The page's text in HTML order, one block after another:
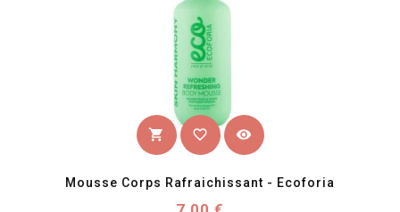
shopping_cart favorite_border visibility
Mousse Corps Rafraichissant - Ecoforia
Prix